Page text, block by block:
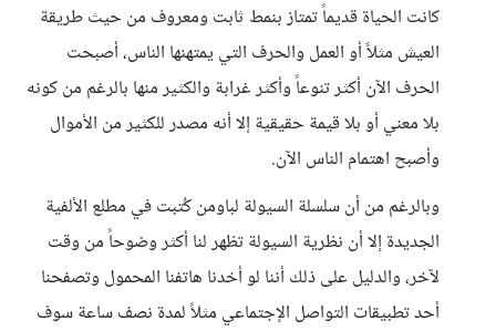
كانت الحياة قديماً تمتاز بنمط ثابت ومعروف من حيث طريقة
العيش مثلاً أو العمل والحرف التي يمتهنها الناس، أصبحت
الحرف الآن أكثر تنوعاً وأكثر غرابة والكثير منها بالرغم من كونه
بلا معني أو بلا قيمة حقيقية إلا أنه مصدر للكثير من الأموال
وأصبح اهتمام الناس الآن.
وبالرغم من أن سلسلة السيولة لباومن كُتبت في مطلع الألفية
الجديدة إلا أن نظرية السيولة تظهر لنا أكثر وضوحاً من وقت
لآخر، والدليل على ذلك أننا لو أخدنا هاتفنا المحمول وتصفحنا
أحد تطبيقات التواصل الإجتماعي مثلاً لمدة نصف ساعة سوف